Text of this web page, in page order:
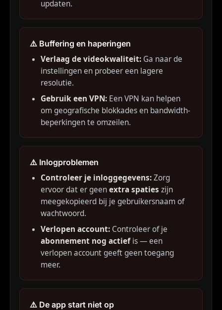
updaten.
⚠️ Buffering en haperingen
Verlaag de videokwaliteit: Ga naar de
instellingen en probeer een lagere
resolutie.
Gebruik een VPN: Een VPN kan helpen
om geografische blokkades en bandwidth-
beperkingen te omzeilen.
⚠️ Inlogproblemen
Controleer je inloggegevens:Zorg
ervoor dat er geenextra spaties zijn
meegekopieerd bij je gebruikersnaam of
wachtwoord.
Verlopen account: Controleer of je
abonnement nog actiefis — een
verlopen account geeft geen toegang
meer.
⚠️ De app start niet op